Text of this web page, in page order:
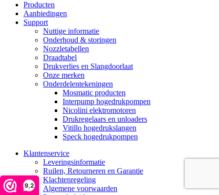
9,2
Producten
Aanbiedingen
Support
Nuttige informatie
Onderhoud & storingen
Nozzletabellen
Draadtabel
Drukverlies en Slangdoorlaat
Onze merken
Onderdelentekeningen
Mosmatic producten
Interpump hogedrukpompen
Nicolini elektromotoren
Drukregelaars en unloaders
Vitillo hogedrukslangen
Speck hogedrukpompen
Klantenservice
Leveringsinformatie
Ruilen, Retourneren en Garantie
Klachtenregeling
Algemene voorwaarden